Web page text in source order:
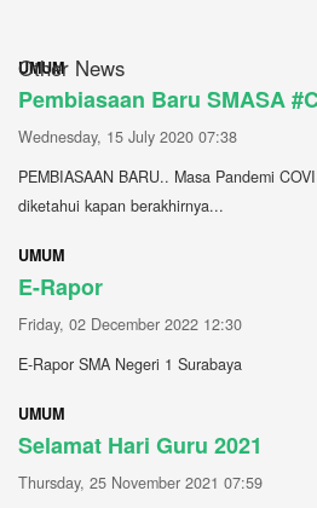
Other News
UMUM
Pembiasaan Baru SMASA
Wednesday, 15 July 2020 07:38
PEMBIASAAN BARU.. Masa Pandemi
diketahui kapan berakhirnya...
UMUM
E-Rapor
Friday, 02 December 2022 12:30
E-Rapor SMA Negeri 1 Surabaya
UMUM
Selamat Hari Guru 2021
Thursday, 25 November 2021 07:59